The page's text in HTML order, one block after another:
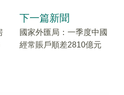
下一篇新聞
國家外匯局：一季度中國
經常賬戶順差2810億元